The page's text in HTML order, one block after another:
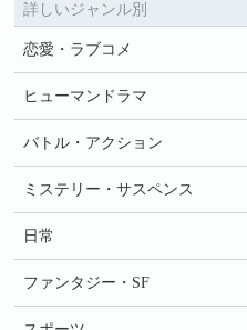
詳しいジャンル別
恋愛・ラブコメ
ヒューマンドラマ
バトル・アクション
ミステリー・サスペンス
日常
ファンタジー・SF